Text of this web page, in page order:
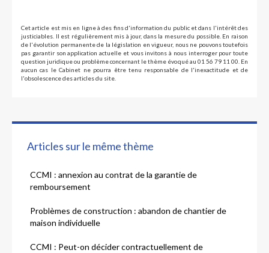
Articles sur le même thème
CCMI : annexion au contrat de la garantie de
remboursement
Problèmes de construction : abandon de chantier de
maison individuelle
CCMI : Peut-on décider contractuellement de
Cet article est mis en ligne à des fins d'information du public et dans l'intérêt des
justiciables. Il est régulièrement mis à jour, dans la mesure du possible. En raison
de l'évolution permanente de la législation en vigueur, nous ne pouvons toutefois
pas garantir son application actuelle et vous invitons à nous interroger pour toute
question juridique ou problème concernant le thème évoqué au 01 56 79 11 00. En
aucun cas le Cabinet ne pourra être tenu responsable de l'inexactitude et de
l'obsolescence des articles du site.